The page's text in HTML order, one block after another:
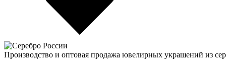
Производство и оптовая продажа ювелирных украшений из